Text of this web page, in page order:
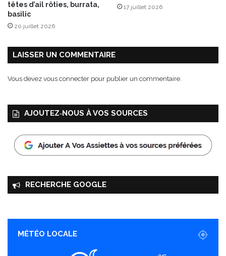
têtes d’ail rôties, burrata,
basilic
20 juillet 2026
17 juillet 2026
LAISSER UN COMMENTAIRE
Vous devez vous connecter pour publier un commentaire.
AJOUTEZ‑NOUS À VOS SOURCES
RECHERCHE GOOGLE
MÉTÉO LOCALE